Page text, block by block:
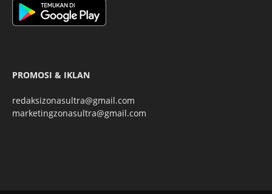
PROMOSI & IKLAN
redaksizonasultra@gmail.com
marketingzonasultra@gmail.com